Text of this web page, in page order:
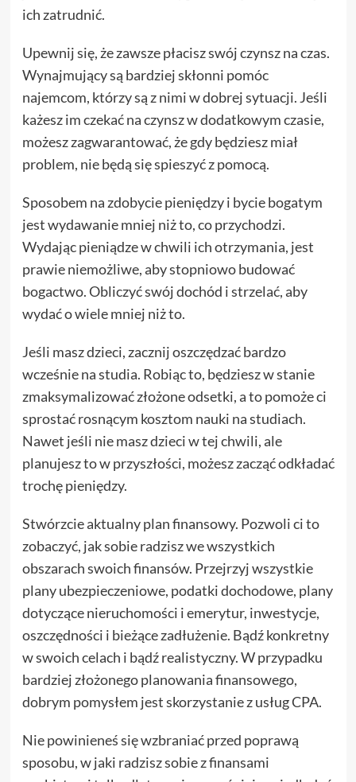
ich zatrudnić.
Upewnij się, że zawsze płacisz swój czynsz na czas.
Wynajmujący są bardziej skłonni pomóc
najemcom, którzy są z nimi w dobrej sytuacji. Jeśli
każesz im czekać na czynsz w dodatkowym czasie,
możesz zagwarantować, że gdy będziesz miał
problem, nie będą się spieszyć z pomocą.
Sposobem na zdobycie pieniędzy i bycie bogatym
jest wydawanie mniej niż to, co przychodzi.
Wydając pieniądze w chwili ich otrzymania, jest
prawie niemożliwe, aby stopniowo budować
bogactwo. Obliczyć swój dochód i strzelać, aby
wydać o wiele mniej niż to.
Jeśli masz dzieci, zacznij oszczędzać bardzo
wcześnie na studia. Robiąc to, będziesz w stanie
zmaksymalizować złożone odsetki, a to pomoże ci
sprostać rosnącym kosztom nauki na studiach.
Nawet jeśli nie masz dzieci w tej chwili, ale
planujesz to w przyszłości, możesz zacząć odkładać
trochę pieniędzy.
Stwórzcie aktualny plan finansowy. Pozwoli ci to
zobaczyć, jak sobie radzisz we wszystkich
obszarach swoich finansów. Przejrzyj wszystkie
plany ubezpieczeniowe, podatki dochodowe, plany
dotyczące nieruchomości i emerytur, inwestycje,
oszczędności i bieżące zadłużenie. Bądź konkretny
w swoich celach i bądź realistyczny. W przypadku
bardziej złożonego planowania finansowego,
dobrym pomysłem jest skorzystanie z usług CPA.
Nie powinieneś się wzbraniać przed poprawą
sposobu, w jaki radzisz sobie z finansami